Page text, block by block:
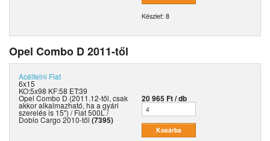
Készlet: 8
Opel Combo D 2011-től
Acélfelni Fiat
6x15
KO:5x98 KF:58 ET:39
Opel Combo D (2011.12-től, csak
akkor alkalmazható, ha a gyári
szerelés is 15") / Fiat 500L /
Doblo Cargo 2010-től (7395)
20 965 Ft / db